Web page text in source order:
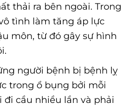
thải ra bên ngoài. Trong
tình làm tăng áp lực
môn, từ đó gây sự hình
người bệnh bị bệnh lỵ
trong ổ bụng bởi mỗi
đi cầu nhiều lần và phải